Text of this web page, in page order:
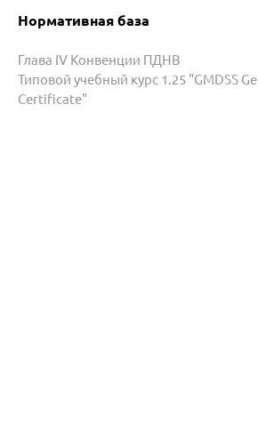
Нормативная база
Глава IV Конвенции ПДНВ
Типовой учебный курс 1.25 "GMDSS
Certificate"